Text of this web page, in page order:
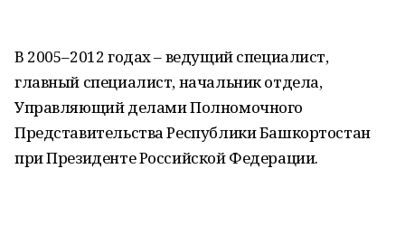
В 2005–2012 годах – ведущий специалист,
главный специалист, начальник отдела,
Управляющий делами Полномочного
Представительства Республики Башкортостан
при Президенте Российской Федерации.